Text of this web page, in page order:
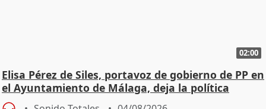
02:00
Elisa Pérez de Siles, portavoz de gobierno de PP en
el Ayuntamiento de Málaga, deja la política